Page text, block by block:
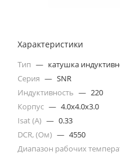
Характеристики
Тип — катушка
Серия — SNR
Индуктивность — 220
Корпус — 4.0x4.0x3.0
Isat (A) — 0.33
DCR, (Ом) — 4550
Диапазон рабочих